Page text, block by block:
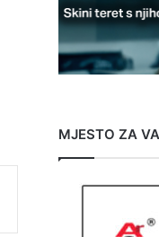
MJESTO ZA